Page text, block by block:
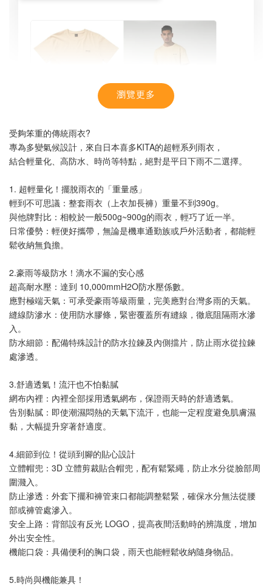
【MYSTIC】潮流T恤 舒適涼感 土耳其棉
NT$ 1,080
加入購物車
瀏覽更多
受夠笨重的傳統雨衣?
專為多變氣候設計，來自日本喜多KITA的超輕系列雨衣，
結合輕量化、高防水、時尚等特點，絕對是平日下雨不二選擇。
1. 超輕量化！擺脫雨衣的「重量感」
輕到不可思議：整套雨衣（上衣加長褲）重量不到390g。
與他牌對比：相較於一般500g~900g的雨衣，輕巧了近一半。
日常優勢：輕便好攜帶，無論是機車通勤族或戶外活動者，都能輕
鬆收納無負擔。
2.豪雨等級防水！滴水不漏的安心感
超高耐水壓：達到 10,000mmH2O防水壓係數。
應對極端天氣：可承受豪雨等級雨量，完美應對台灣多雨的天氣。
縫線防滲水：使用防水膠條，緊密覆蓋所有縫線，徹底阻隔雨水滲
入。
防水細節：配備特殊設計的防水拉鍊及內側擋片，防止雨水從拉鍊
處滲透。
3.舒適透氣！流汗也不怕黏膩
網布內裡：內裡全部採用透氣網布，保證雨天時的舒適透氣。
告別黏膩：即使潮濕悶熱的天氣下流汗，也能一定程度避免肌膚濕
黏，大幅提升穿著舒適度。
4.細節到位！從頭到腳的貼心設計
立體帽兜：3D 立體剪裁貼合帽兜，配有鬆緊繩，防止水分從臉部周
圍濺入。
防止滲透：外套下擺和褲管束口都能調整鬆緊，確保水分無法從腰
部或褲管處滲入。
安全上路：背部設有反光 LOGO，提高夜間活動時的辨識度，增加
外出安全性。
機能口袋：具備便利的胸口袋，雨天也能輕鬆收納隨身物品。
5.時尚與機能兼具！